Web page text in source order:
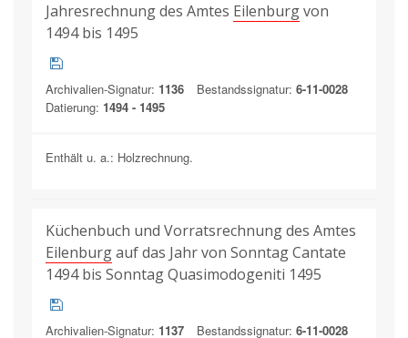
Jahresrechnung des Amtes Eilenburgvon
1494 bis 1495
Archivalien-Signatur: 1136 Bestandssignatur: 6-11-0028
Datierung: 1494 - 1495
Enthält u. a.: Holzrechnung.
Küchenbuch und Vorratsrechnung des Amtes
Eilenburgauf das Jahr von Sonntag Cantate
1494 bis Sonntag Quasimodogeniti 1495
Archivalien-Signatur: 1137 Bestandssignatur: 6-11-0028